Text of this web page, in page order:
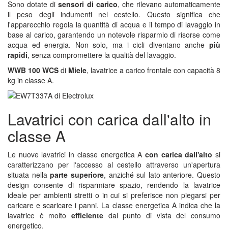
Sono dotate disensori di carico, che rilevano automaticamente
il peso degli indumenti nel cestello. Questo significa che
l'apparecchio regola la quantità di acqua e il tempo di lavaggio in
base al carico, garantendo un notevole risparmio di risorse come
acqua ed energia. Non solo, ma i cicli diventano anche più
rapidi, senza compromettere la qualità del lavaggio.
WWB 100 WCS di Miele, lavatrice a carico frontale con capacità 8
kg in classe A.
Lavatrici con carica dall'alto in
classe A
Le nuove lavatrici in classe energetica A con carica dall'alto si
caratterizzano per l'accesso al cestello attraverso un'apertura
situata nellaparte superiore, anziché sul lato anteriore. Questo
design consente di risparmiare spazio, rendendo la lavatrice
ideale per ambienti stretti o in cui si preferisce non piegarsi per
caricare e scaricare i panni. La classe energetica A indica che la
lavatrice è molto efficiente dal punto di vista del consumo
energetico.